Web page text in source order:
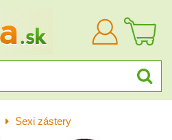
Prihlásiť
sa
Sexi zástery